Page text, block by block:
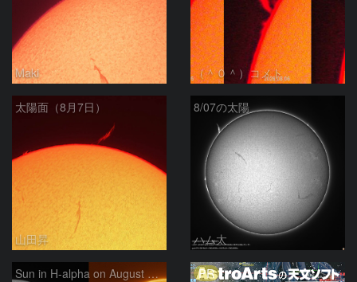
Maki （＾０＾）コメト
太陽面（8月7日）
山田昇
8/07の太陽
ハム太
Sun in H-alpha on August 7, 2026 PR